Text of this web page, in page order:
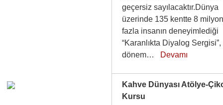
geçersiz sayılacaktır.Dünya
üzerinde 135 kentte 8
fazla insanın deneyimlediği
“Karanlıkta Diyalog
dönem… Devamı
Kahve Dünyası Atölye-
Kursu